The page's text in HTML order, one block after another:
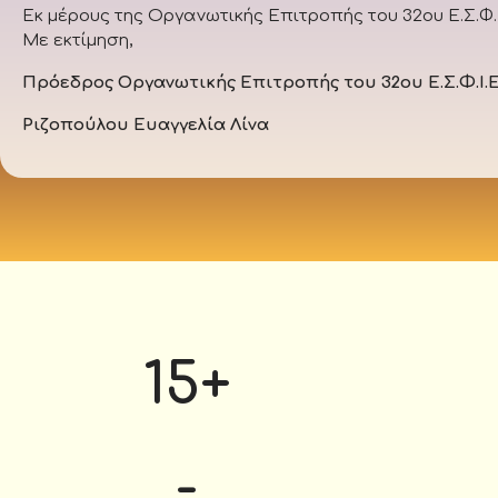
Εκ μέρους της Οργανωτικής Επιτροπής του 32ου
Με εκτίμηση,
Πρόεδρος Οργανωτικής Επιτροπής του 32ου
Ριζοπούλου Ευαγγελία Λίνα
15+